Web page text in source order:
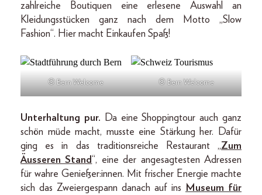
zahlreiche Boutiquen eine erlesene Auswahl an
Kleidungsstücken ganz nach dem Motto „Slow
Fashion“. Hier macht Einkaufen Spaß!
© Bern Welcome © Bern Welcome
Unterhaltung pur. Da eine Shoppingtour auch ganz
schön müde macht, musste eine Stärkung her. Dafür
ging es in das traditionsreiche Restaurant „Zum
Äusseren Stand“, eine der angesagtesten Adressen
für wahre Genießer:innen. Mit frischer Energie machte
sich das Zweiergespann danach auf ins
Museum für